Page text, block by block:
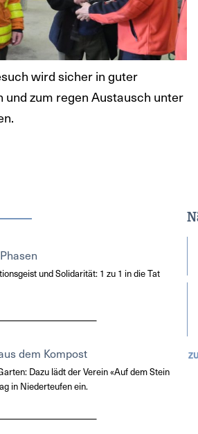
wird sicher in guter
und zum regen Austausch unter
und Solidarität: 1 zu 1 in die Tat
dem Kompost
Dazu lädt der Verein «Auf dem Stein
in Niederteufen ein.